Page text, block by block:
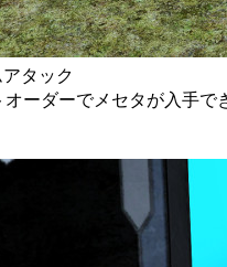
タック
ーダーでメセタが入手で